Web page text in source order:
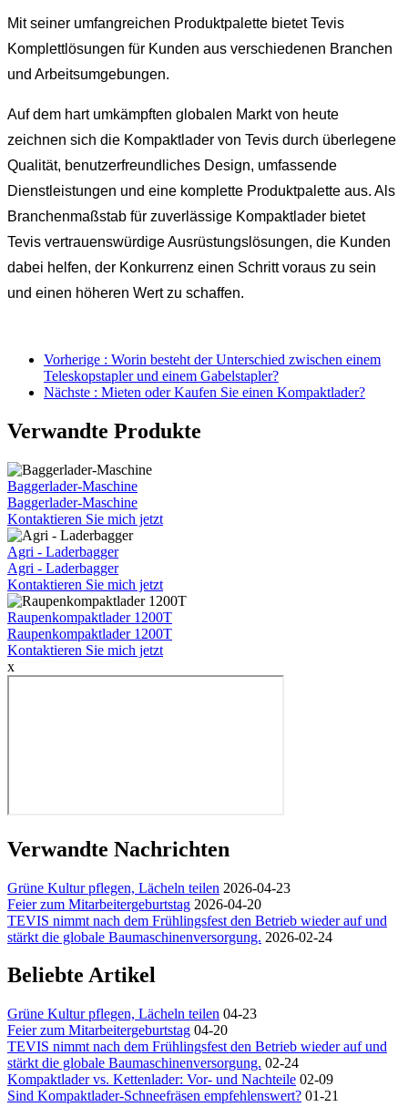
Mit seiner umfangreichen Produktpalette bietet Tevis
Komplettlösungen für Kunden aus verschiedenen Branchen
und Arbeitsumgebungen.
Auf dem hart umkämpften globalen Markt von heute
zeichnen sich die Kompaktlader von Tevis durch überlegene
Qualität, benutzerfreundliches Design, umfassende
Dienstleistungen und eine komplette Produktpalette aus. Als
Branchenmaßstab für zuverlässige Kompaktlader bietet
Tevis vertrauenswürdige Ausrüstungslösungen, die Kunden
dabei helfen, der Konkurrenz einen Schritt voraus zu sein
und einen höheren Wert zu schaffen.
Vorherige : Worin besteht der Unterschied zwischen einem
Teleskopstapler und einem Gabelstapler?
Nächste : Mieten oder Kaufen Sie einen Kompaktlader?
Verwandte Produkte
Baggerlader-Maschine
Baggerlader-Maschine
Kontaktieren Sie mich jetzt
Agri - Laderbagger
Agri - Laderbagger
Kontaktieren Sie mich jetzt
Raupenkompaktlader 1200T
Raupenkompaktlader 1200T
Kontaktieren Sie mich jetzt
x
Verwandte Nachrichten
Grüne Kultur pflegen, Lächeln teilen 2026-04-23
Feier zum Mitarbeitergeburtstag 2026-04-20
TEVIS nimmt nach dem Frühlingsfest den Betrieb wieder auf und
stärkt die globale Baumaschinenversorgung. 2026-02-24
Beliebte Artikel
Grüne Kultur pflegen, Lächeln teilen 04-23
Feier zum Mitarbeitergeburtstag 04-20
TEVIS nimmt nach dem Frühlingsfest den Betrieb wieder auf und
stärkt die globale Baumaschinenversorgung. 02-24
Kompaktlader vs. Kettenlader: Vor- und Nachteile 02-09
Sind Kompaktlader-Schneefräsen empfehlenswert? 01-21